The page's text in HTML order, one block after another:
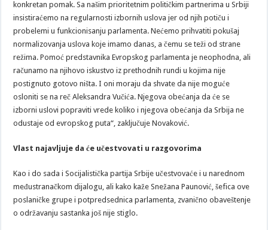
konkretan pomak. Sa našim prioritetnim političkim partnerima u Srbiji
insistiraćemo na regularnosti izbornih uslova jer od njih potiču i
probelemi u funkcionisanju parlamenta. Nećemo prihvatiti pokušaj
normalizovanja uslova koje imamo danas, a čemu se teži od strane
režima. Pomoć predstavnika Evropskog parlamenta je neophodna, ali
računamo na njihovo iskustvo iz prethodnih rundi u kojima nije
postignuto gotovo ništa. I oni moraju da shvate da nije moguće
osloniti se na reč Aleksandra Vučića. Njegova obećanja da će se
izborni uslovi popraviti vrede koliko i njegova obećanja da Srbija ne
odustaje od evropskog puta“, zaključuje Novaković.
Vlast najavljuje da će učestvovati u razgovorima
Kao i do sada i Socijalistička partija Srbije učestvovaće i u narednom
međustranačkom dijalogu, ali kako kaže Snežana Paunović, šefica ove
poslaničke grupe i potpredsednica parlamenta, zvanično obaveštenje
o održavanju sastanka još nije stiglo.